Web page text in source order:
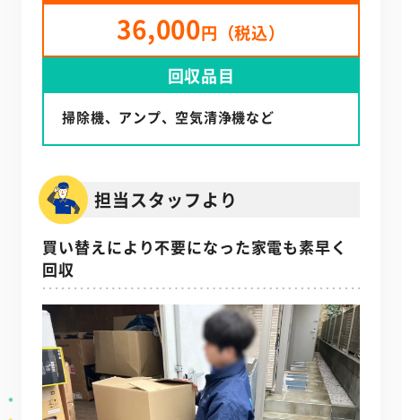
36,000円（税込）
回収品目
掃除機、アンプ、空気清浄機など
担当スタッフより
買い替えにより不要になった家電も素早く
回収